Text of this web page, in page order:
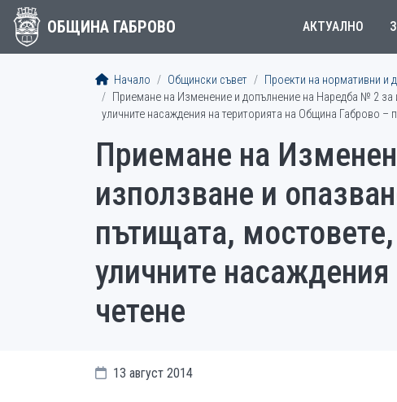
ОБЩИНА ГАБРОВО АКТУАЛНО
Начало Общински съвет
Проекти на нормативни и
Приемане на Изменение и допълнение на Наредба № 2 за
уличните насаждения на територията на Община Габрово –
Приемане на
използване и
пътищата,
уличните
четене
13 август 2014